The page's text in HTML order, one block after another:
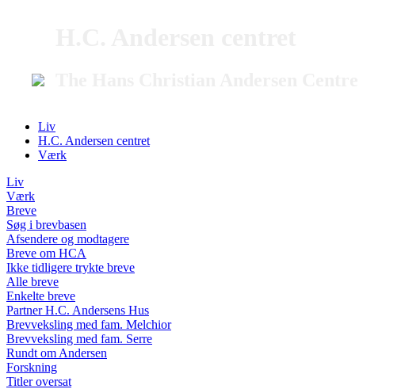
Liv
H.C. Andersen centret
Værk
Liv
Værk
Breve
Søg i brevbasen
Afsendere og modtagere
Breve om HCA
Ikke tidligere trykte breve
Alle breve
Enkelte breve
Partner H.C. Andersens Hus
Brevveksling med fam. Melchior
Brevveksling med fam. Serre
Rundt om Andersen
Forskning
Titler oversat